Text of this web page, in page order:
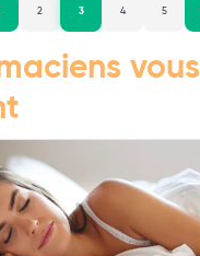
2 3 4 5
vous